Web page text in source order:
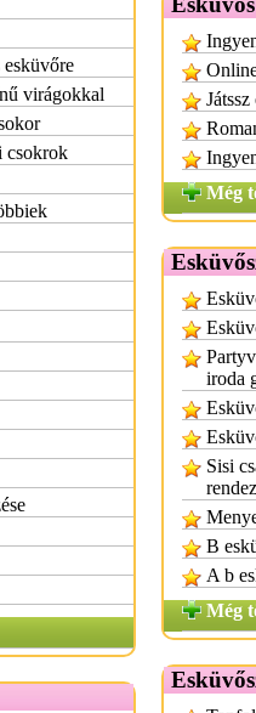
virágokkal
csokrok
Még
iroda
Sisi
B
A b
Még